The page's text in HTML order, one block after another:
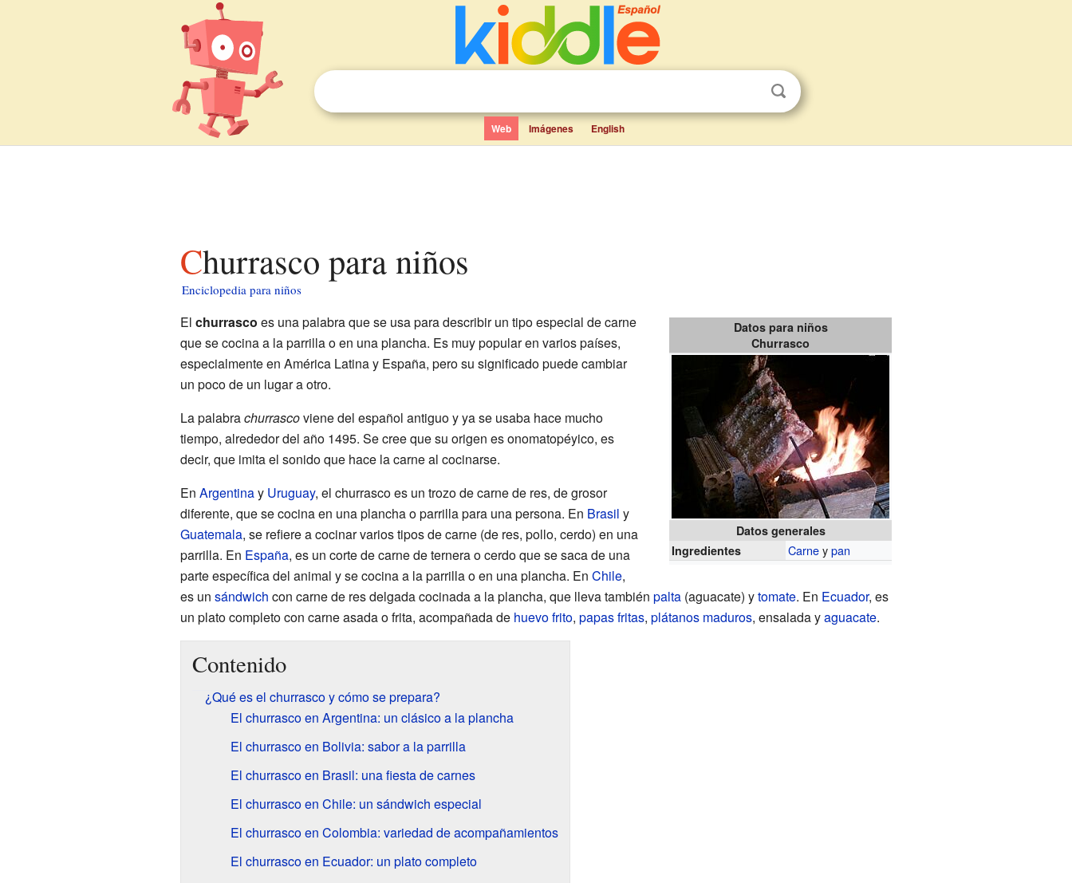
Web Imágenes English
Churrasco para niños
Enciclopedia para niños
Datos para niños
Churrasco
Datos generales
Ingredientes
Carneypan
El churrasco es una palabra que se usa para describir un tipo especial de carne
que se cocina a la parrilla o en una plancha. Es muy popular en varios países,
especialmente en América Latina y España, pero su significado puede cambiar
un poco de un lugar a otro.
La palabrachurrascoviene del español antiguo y ya se usaba hace mucho
tiempo, alrededor del año 1495. Se cree que su origen es onomatopéyico, es
decir, que imita el sonido que hace la carne al cocinarse.
En Argentinay Uruguay, el churrasco es un trozo de carne de res, de grosor
diferente, que se cocina en una plancha o parrilla para una persona. En Brasil y
Guatemala, se refiere a cocinar varios tipos de carne (de res, pollo, cerdo) en una
parrilla. En España, es un corte de carne de ternera o cerdo que se saca de una
parte específica del animal y se cocina a la parrilla o en una plancha. En Chile,
es un sándwich con carne de res delgada cocinada a la plancha, que lleva también palta(aguacate) ytomate. En Ecuador, es
un plato completo con carne asada o frita, acompañada de huevo frito, papas fritas, plátanos maduros, ensalada yaguacate.
Contenido
¿Qué es el churrasco y cómo se prepara?
El churrasco en Argentina: un clásico a la plancha
El churrasco en Bolivia: sabor a la parrilla
El churrasco en Brasil: una fiesta de carnes
El churrasco en Chile: un sándwich especial
El churrasco en Colombia: variedad de acompañamientos
El churrasco en Ecuador: un plato completo